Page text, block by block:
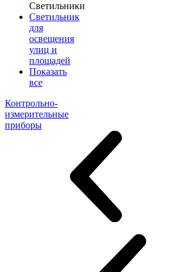
Светильники
Светильник
для
освещения
улиц и
площадей
Показать
все
Контрольно-
измерительные
приборы